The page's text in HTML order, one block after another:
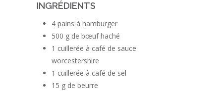
INGRÉDIENTS
4 pains à hamburger
500 g de bœuf haché
1 cuillerée à café de sauce
worcestershire
1 cuillerée à café de sel
15 g de beurre